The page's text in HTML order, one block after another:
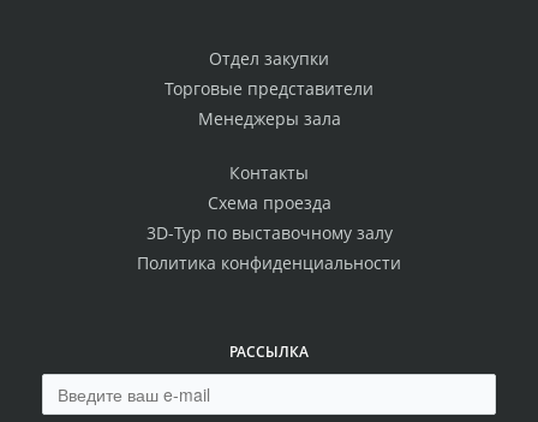
Отдел закупки
Торговые представители
Менеджеры зала
Контакты
Схема проезда
3D-Тур по выставочному залу
Политика конфиденциальности
РАССЫЛКА